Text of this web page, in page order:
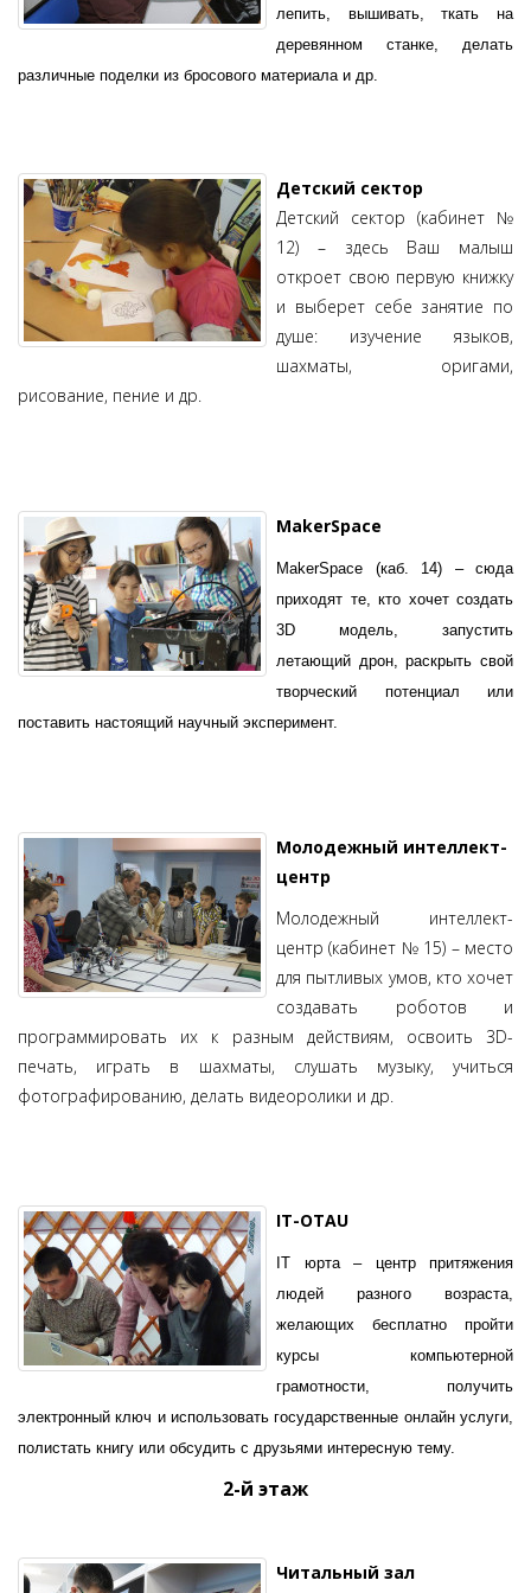
лепить, вышивать, ткать на
деревянном станке, делать
различные поделки из бросового материала и др.
Детский сектор
Детский сектор (кабинет №
12) – здесь Ваш малыш
откроет свою первую книжку
и выберет себе занятие по
душе: изучение языков,
шахматы, оригами,
рисование, пение и др.
MakerSpace
MakerSpace (каб. 14) – сюда
приходят те, кто хочет создать
3D модель, запустить
летающий дрон, раскрыть свой
творческий потенциал или
поставить настоящий научный эксперимент.
Молодежный интеллект-
центр
Молодежный интеллект-
центр (кабинет № 15) – место
для пытливых умов, кто хочет
создавать роботов и
программировать их к разным действиям, освоить 3D-
печать, играть в шахматы, слушать музыку, учиться
фотографированию, делать видеоролики и др.
IT-OTAU
IT юрта – центр притяжения
людей разного возраста,
желающих бесплатно пройти
курсы компьютерной
грамотности, получить
электронный ключ и использовать государственные онлайн услуги,
полистать книгу или обсудить с друзьями интересную тему.
2-й этаж
Читальный зал